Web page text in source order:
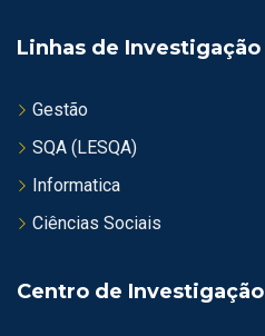
Linhas de Investigação
Gestão
SQA (LESQA)
Informatica
Ciências Sociais
Centro de Investigação